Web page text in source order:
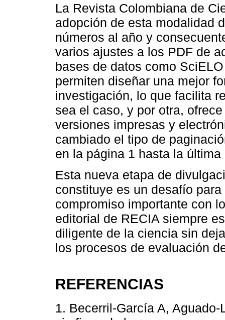
La Revista Colombiana de
adopción de esta modalidad
números al año y
varios ajustes a los PDF de
bases de datos como
permiten diseñar una mejor
investigación, lo que facilita
sea el caso, y por otra,
versiones impresas y
cambiado el tipo de
en la página 1 hasta la
Esta nueva etapa de
constituye es un desafío
compromiso importante con
editorial de RECIA siempre
diligente de la ciencia sin
los procesos de evaluación
REFERENCIAS
1. Becerril-García A,